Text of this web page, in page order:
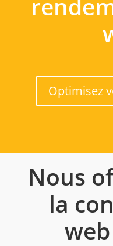
Optimisez
Nous
la